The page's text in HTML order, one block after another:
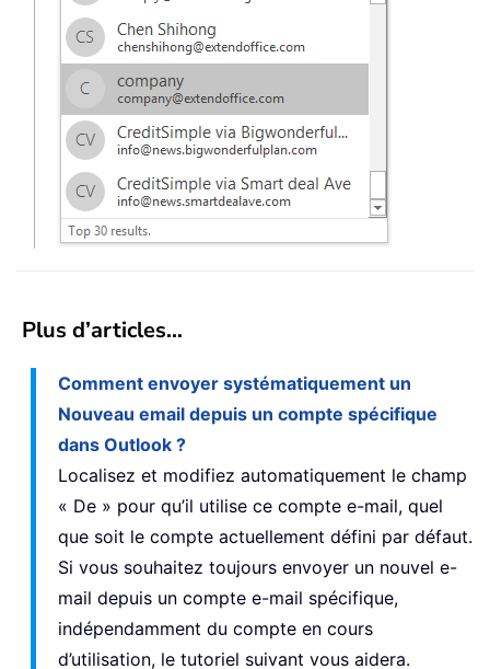
Plus d’articles…
Comment envoyer systématiquement un
Nouveau email depuis un compte spécifique
dans Outlook ?
Localisez et modifiez automatiquement le champ
« De » pour qu’il utilise ce compte e-mail, quel
que soit le compte actuellement défini par défaut.
Si vous souhaitez toujours envoyer un nouvel e-
mail depuis un compte e-mail spécifique,
indépendamment du compte en cours
d’utilisation, le tutoriel suivant vous aidera.